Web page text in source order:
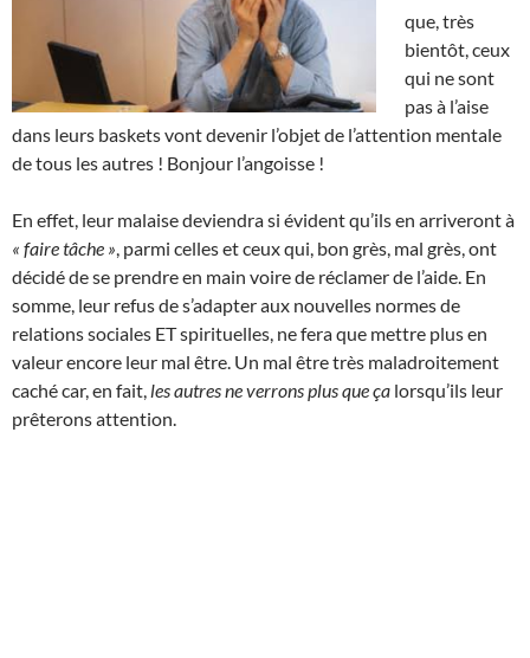
que, très
bientôt, ceux
qui ne sont
pas à l’aise
dans leurs baskets vont devenir l’objet de l’attention mentale
de tous les autres ! Bonjour l’angoisse !
En effet, leur malaise deviendra si évident qu’ils en arriveront à
« faire tâche » , parmi celles et ceux qui, bon grès, mal grès, ont
décidé de se prendre en main voire de réclamer de l’aide. En
somme, leur refus de s’adapter aux nouvelles normes de
relations sociales ET spirituelles, ne fera que mettre plus en
valeur encore leur mal être. Un mal être très maladroitement
caché car, en fait, les autres ne verrons plus que ça lorsqu’ils leur
prêterons attention.